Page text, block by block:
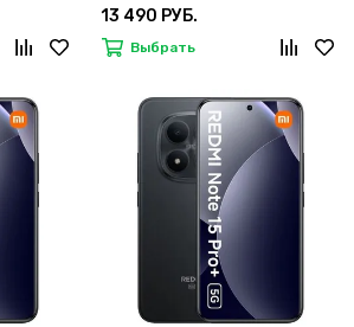
13 490 РУБ.
Выбрать